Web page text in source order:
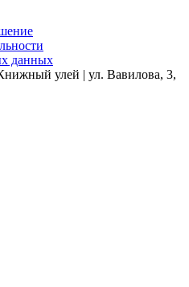
данных
улей | ул. Вавилова, 3,